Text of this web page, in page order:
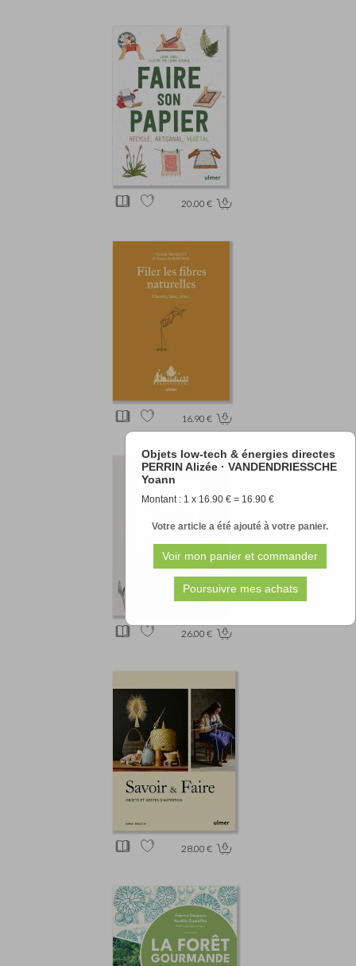
Objets low-tech & énergies directes
PERRIN Alizée · VANDENDRIESSCHE
Yoann
Montant : 1 x 16.90 € = 16.90 €
Votre article a été ajouté à votre panier.
20.00 €
16.90 €
26.00 €
28.00 €